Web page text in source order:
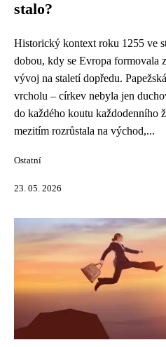
stalo?
Historický kontext roku 1255 ve
dobou, kdy se Evropa formovala
vývoj na staletí dopředu.
vrcholu – církev nebyla jen
do každého koutu každodenního
mezitím rozrůstala na východ,...
Ostatní
23. 05. 2026